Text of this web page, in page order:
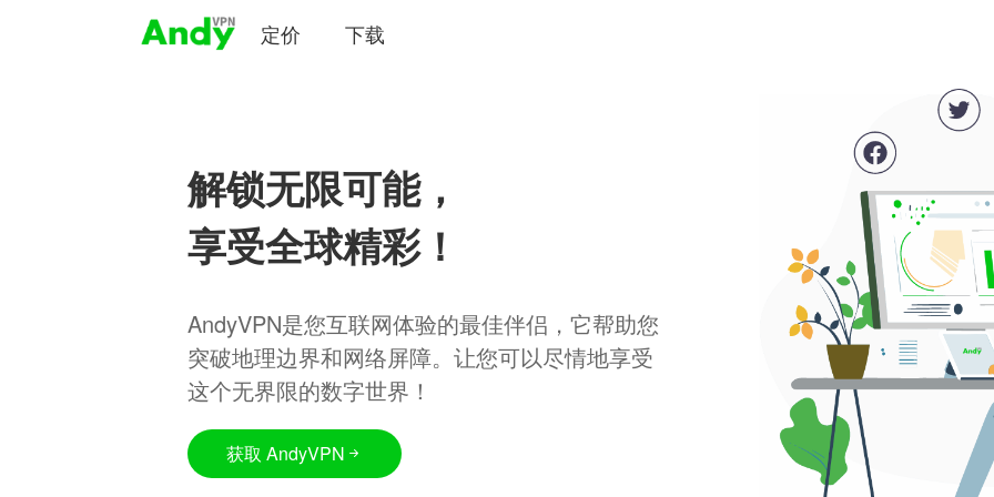
定价 下载
解锁无限可能，
享受全球精彩！
AndyVPN是您互联网体验的最佳伴侣，它帮助您
突破地理边界和网络屏障。让您可以尽情地享受
这个无界限的数字世界！
获取 AndyVPN